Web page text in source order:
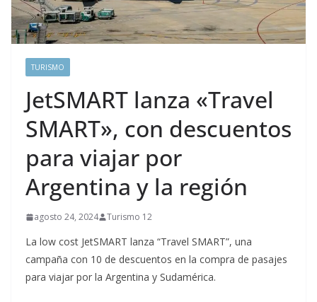
TURISMO
JetSMART lanza «Travel
SMART», con descuentos
para viajar por
Argentina y la región
agosto 24, 2024 Turismo 12
La low cost JetSMART lanza “Travel SMART”, una
campaña con 10 de descuentos en la compra de pasajes
para viajar por la Argentina y Sudamérica.